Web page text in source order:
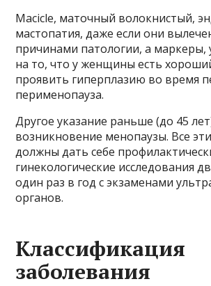
Macicle, маточный волокнистый,
мастопатия, даже если они
причинами патологии, а
на то, что у женщины есть
проявить гиперплазию во время
перименопауза.
Другое указание раньше (до 45
возникновение менопаузы. Все
должны дать себе
гинекологические исследования
один раз в год с экзаменами
органов.
Классификация
заболевания